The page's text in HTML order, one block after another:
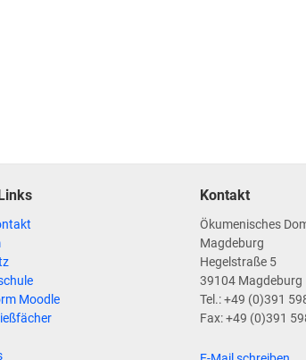
Moodle
Kontakt
Ökumenisches
Magdeburg
Hegelstraße 5
39104 Magdeburg
Tel.: +49 (0)391
Fax: +49 (0)391